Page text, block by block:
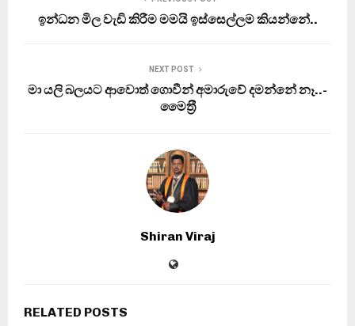
ඉන්ධන මිල වැඩි කිරීම මමයි ඉස්සෙල්ලම කියන්නේ..
NEXT POST
මා යලි බලයට ආවොත් ගොවීන් අමාරුවේ දමන්නේ නෑ..-
මෛත‍්‍රී
Shiran Viraj
RELATED POSTS